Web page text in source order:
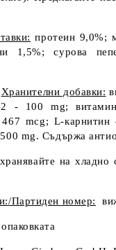
протеин 9,0%;
1,5%; сурова
Хранителни добавки:
2 - 100 mg;
mcg; L-
mg. Съдържа
на хладно
Партиден номер: